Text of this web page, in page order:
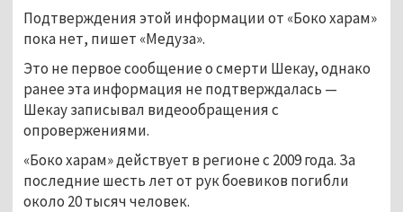
Подтверждения этой информации от «Боко харам»
пока нет, пишет «Медуза».
Это не первое сообщение о смерти Шекау, однако
ранее эта информация не подтверждалась —
Шекау записывал видеообращения с
опровержениями.
«Боко харам» действует в регионе с 2009 года. За
последние шесть лет от рук боевиков погибли
около 20 тысяч человек.